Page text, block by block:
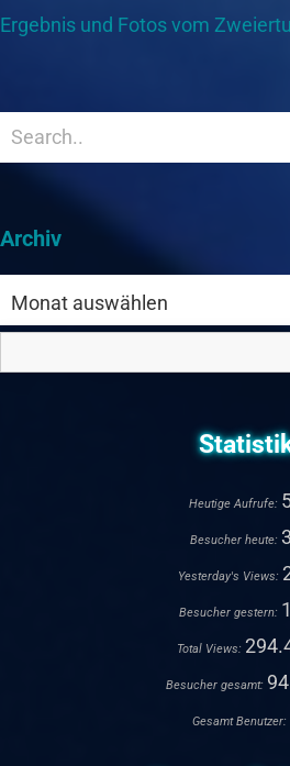
Ergebnis und Fotos vom
Archiv
Heutige Aufrufe:
Besucher heute:
Yesterday's Views:
Besucher gestern:
Total Views:
Besucher gesamt:
Gesamt Benutzer: